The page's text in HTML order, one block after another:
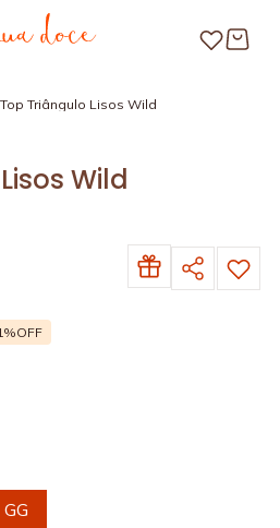
Top Triângulo Lisos Wild
Wild
OFF
GG